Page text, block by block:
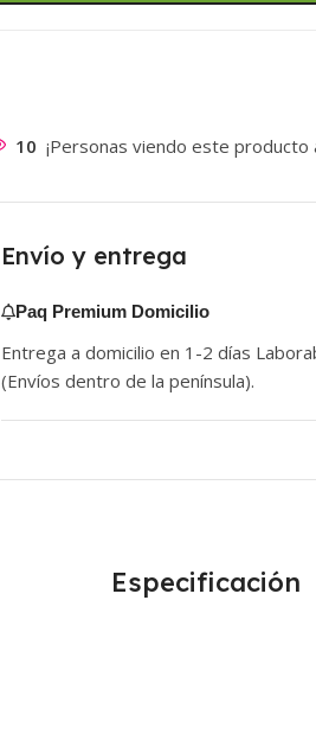
10 ¡Personas viendo este producto
Envío y entrega
Paq Premium Domicilio
Entrega a domicilio en 1-2 días
(Envíos dentro de la península).
Especificación